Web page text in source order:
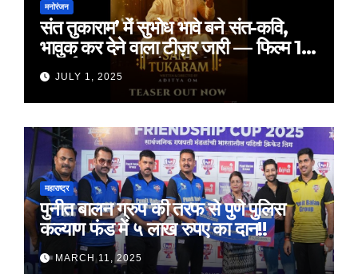
मनोरंजन
संत तुकाराम’ में सुभोध भावे बने संत-कवि,
भावुक कर देने वाला टीज़र जारी — फिल्म 18
जुलाई 2025 को होगी रिलीज़
JULY 1, 2025
महाराष्ट्र
पुनीत बालन ग्रुप की तरफ से पुणे पुलिस
कल्याण फंड में ५ लाख रुपए का दान!!
MARCH 11, 2025